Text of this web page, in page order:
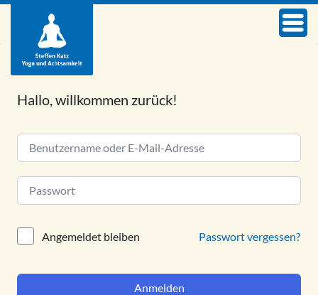
Hallo, willkommen zurück!
Alternative:
Angemeldet bleiben Passwort vergessen?
Anmelden